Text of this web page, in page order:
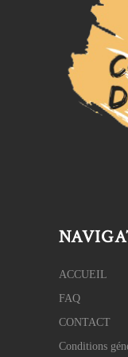
ACCUEIL
FAQ
CONTACT
Conditions